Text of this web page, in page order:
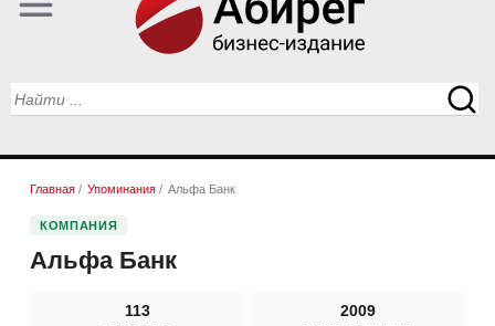
Главная / Упоминания / Альфа Банк
КОМПАНИЯ
Альфа Банк
113 2009